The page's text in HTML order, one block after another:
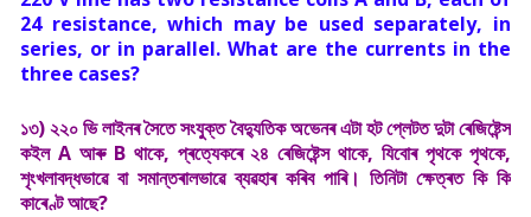
24 resistance, which may be used separately, in
series, or in parallel. What are the currents in the
three cases?
১৩) ২২০ ভি লাইনৰ সৈতে সংযুক্ত বৈদ্যুতিক অভেনৰ এটা হট প্লেটত দুটা ৰেজিষ্টেন্স
কইল A আৰু B থাকে, প্ৰত্যেকৰে ২৪ ৰেজিষ্টেন্স থাকে, যিবোৰ পৃথকে পৃথকে,
শৃংখলাবদ্ধভাৱে বা সমান্তৰালভাৱে ব্যৱহাৰ কৰিব পাৰি। তিনিটা ক্ষেত্ৰত কি কি
কাৰেণ্ট আছে?